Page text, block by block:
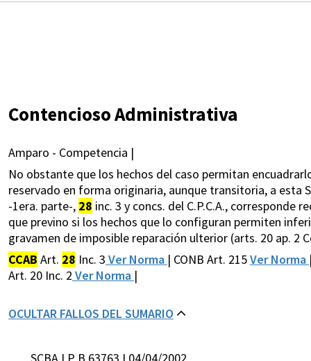
Contencioso Administrativa
Amparo - Competencia |
No obstante que los hechos del caso permitan
reservado en forma originaria, aunque transitoria, a esta
-1era. parte-, 28 inc. 3 y concs. del C.P.C.A.,
que previno si los hechos que lo configuran permiten
gravamen de imposible reparación ulterior (arts. 20 ap. 2
CCAB Art. 28 Inc. 3 Ver Norma | CONB Art. 215Ver Norma
Art. 20 Inc. 2 Ver Norma |
OCULTAR FALLOS DEL SUMARIO